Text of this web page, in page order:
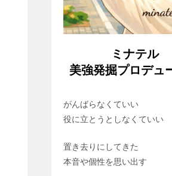
ミナテル
美強発掘プロデュ
がんばらなくていい
役に立とうとしなくていい
置き去りにしてきた
本音や個性を思い出す